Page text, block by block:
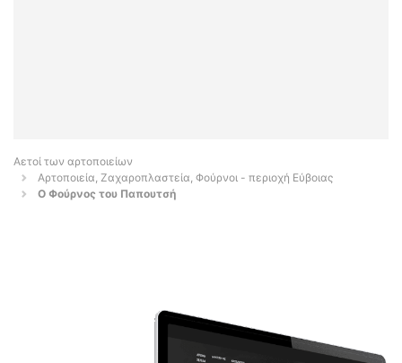
Αετοί των αρτοποιείων
Αρτοποιεία, Ζαχαροπλαστεία, Φούρνοι - περιοχή Εύβοιας
Ο Φούρνος του Παπουτσή